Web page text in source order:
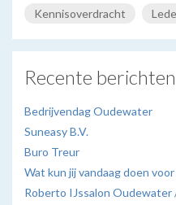
Kennisoverdracht
Recente berichten
Bedrijvendag Oudewater
Suneasy B.V.
Buro Treur
Wat kun jij vandaag doen
Roberto IJssalon Oudewater